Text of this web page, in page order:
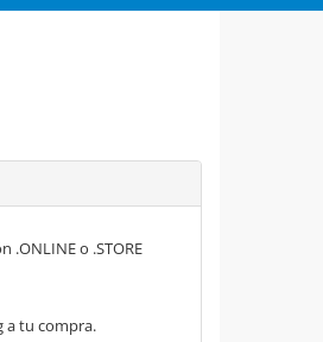
o .STORE
a tu compra.